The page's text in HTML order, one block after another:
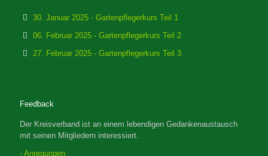
30. Januar 2025 - Gartenpflegerkurs Teil 1
06. Februar 2025 - Gartenpflegerkurs Teil 2
27. Februar 2025 - Gartenpflegerkurs Teil 3
Feedback
Der Kreisverband ist an einem lebendigen Gedankenaustausch
mit seinen Mitgliedern interessiert.
- Anregungen